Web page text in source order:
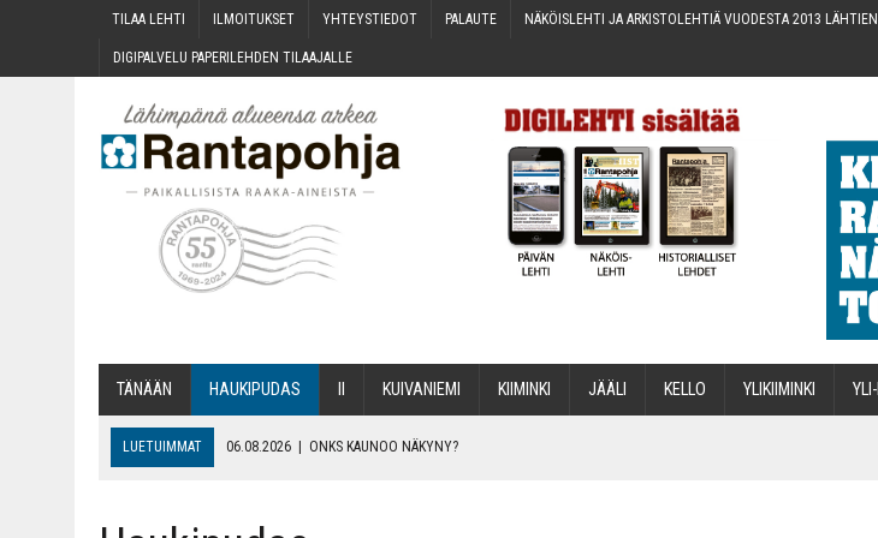
TILAA LEH­TI ILMOI­TUK­SET YHTEYS­TIE­DOT PALAU­TE NÄKÖIS­LEH­TI JA ARKIS­TO­LEH­TIÄ VUO­DES­TA 2013 LÄHTIEN
DIGI­PAL­VE­LU PAPE­RI­LEH­DEN TILAAJALLE
TÄNÄÄN HAU­KI­PU­DAS KUI­VA­NIE­MI KII­MIN­KI JÄÄ­LI KEL­LO YLI­KII­MIN­KI YLI-II
LUETUIMMAT 06.08.2026 | ONKS KAU­NOO NÄKYNY?
06.08.2026 | OPIN­TOI­HIN KAN­SA­LAIS­OPIS­TOS­SA VOI SAA­DA AVUSTUSTA